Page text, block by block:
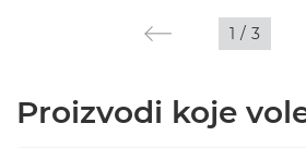
1 / 3
Proizvodi koje